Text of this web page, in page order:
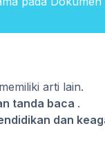
arti lain.
tanda baca .
dan